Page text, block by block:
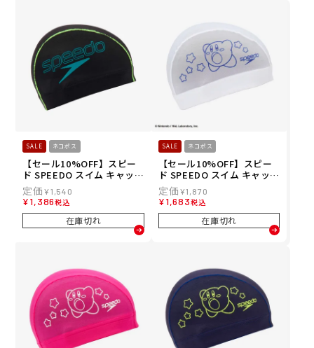
SALE ネコポス
【セール10%OFF】スピー
ド SPEEDO スイム キャップ
バーティカル メッシュキャ
ップ Vertical Mesh Cap S
E12550-EM メンズ レディー
ス ユニセックス
¥1,540
¥1,386税込
在庫切れ
SALE ネコポス
【セール10%OFF】スピー
ド SPEEDO スイム キャップ
カービィ メッシュキャップ
SE12601-W メンズ レディ
ース ユニセックス
¥1,870
¥1,683税込
在庫切れ